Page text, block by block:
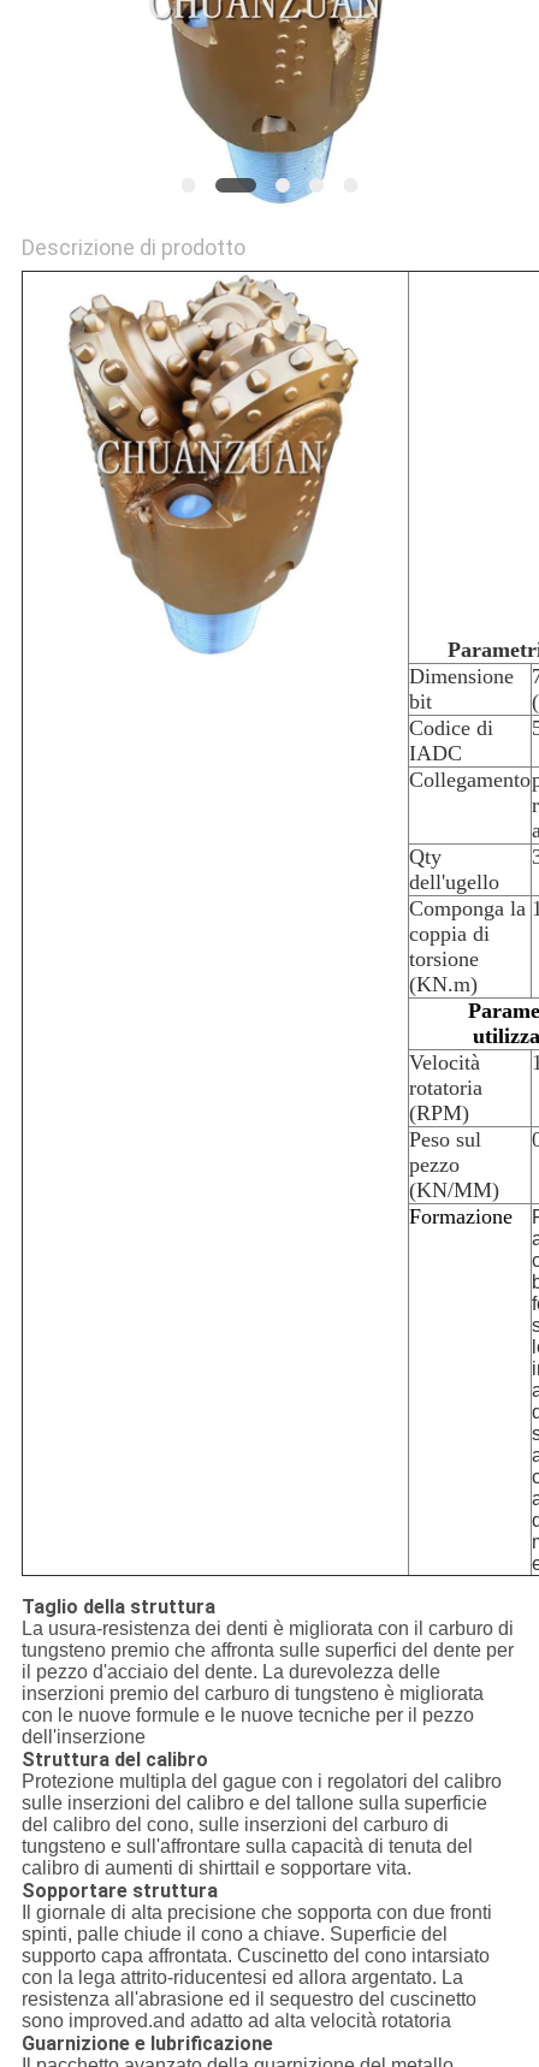
Descrizione di prodotto
Dimensione
bit
Codice di
IADC
Collegamento
Qty
dell'ugello
Componga la
coppia di
torsione
(KN.m)
Velocità
rotatoria
(RPM)
Peso sul
pezzo
(KN/MM)
Formazione
Taglio della struttura
La usura-resistenza dei denti è migliorata con il carburo di
tungsteno premio che affronta sulle superfici del dente per
il pezzo d'acciaio del dente. La durevolezza delle
inserzioni premio del carburo di tungsteno è migliorata
con le nuove formule e le nuove tecniche per il pezzo
dell'inserzione
Struttura del calibro
Protezione multipla del gague con i regolatori del calibro
sulle inserzioni del calibro e del tallone sulla superficie
del calibro del cono, sulle inserzioni del carburo di
tungsteno e sull'affrontare sulla capacità di tenuta del
calibro di aumenti di shirttail e sopportare vita.
Sopportare struttura
Il giornale di alta precisione che sopporta con due fronti
spinti, palle chiude il cono a chiave. Superficie del
supporto capa affrontata. Cuscinetto del cono intarsiato
con la lega attrito-riducentesi ed allora argentato. La
resistenza all'abrasione ed il sequestro del cuscinetto
sono improved.and adatto ad alta velocità rotatoria
Guarnizione e lubrificazione